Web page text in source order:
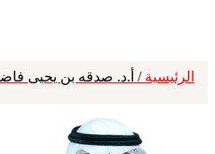
الرئيسية / أ.د. صدقه بن يحيى